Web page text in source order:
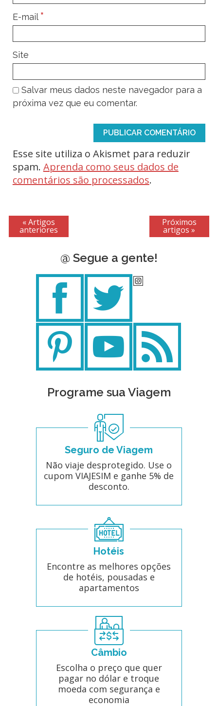
E-mail *
Site
Salvar meus dados neste navegador para a
próxima vez que eu comentar.
Esse site utiliza o Akismet para reduzir
spam. Aprenda como seus dados de
comentários são processados.
« Artigos
anteriores
Próximos
artigos »
@ Segue a gente!
Programe sua Viagem
Seguro de Viagem
Não viaje desprotegido. Use o
cupom VIAJESIM e ganhe 5% de
desconto.
Hotéis
Encontre as melhores opções
de hotéis, pousadas e
apartamentos
Câmbio
Escolha o preço que quer
pagar no dólar e troque
moeda com segurança e
economia